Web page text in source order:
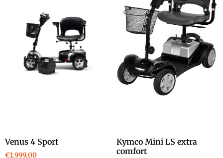
Venus 4 Sport
€1.999,00
Kymco Mini LS extra
comfort